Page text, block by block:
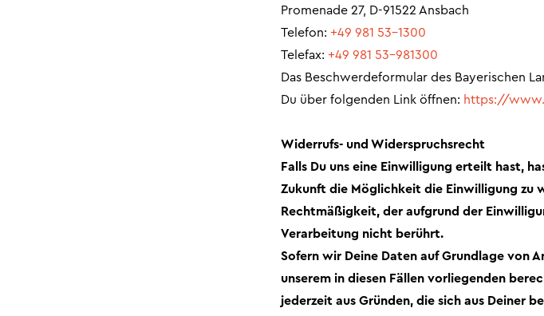
Promenade 27, D-91522 Ansbach
Telefon: +49 981 53-1300
Telefax: +49 981 53-981300
Das Beschwerdeformular des Bayerischen
Du über folgenden Link öffnen: https://
Widerrufs- und Widerspruchsrecht
Falls Du uns eine Einwilligung erteilt hast,
Zukunft die Möglichkeit die Einwilligung zu
Rechtmäßigkeit, der aufgrund der
Verarbeitung nicht berührt.
Sofern wir Deine Daten auf Grundlage von
unserem in diesen Fällen vorliegenden
jederzeit aus Gründen, die sich aus Deiner